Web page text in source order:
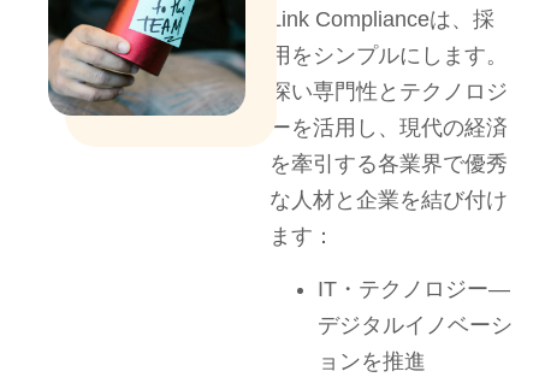
Link Complianceは、採
用をシンプルにします。
深い専門性とテクノロジ
ーを活用し、現代の経済
を牽引する各業界で優秀
な人材と企業を結び付け
ます：
IT・テクノロジー—
デジタルイノベーシ
ョンを推進